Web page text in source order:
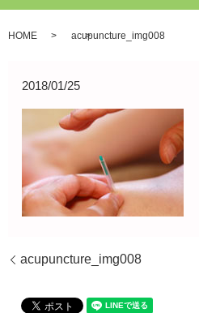
HOME acupuncture_img008
2018/01/25
acupuncture_img008